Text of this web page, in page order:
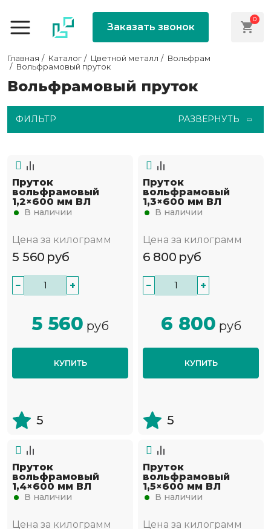
Заказать звонок
0
Главная Каталог Цветной металл
Вольфрам
Вольфрамовый пруток
Вольфрамовый пруток
ФИЛЬТР РАЗВЕРНУТЬ
Пруток
вольфрамовый
1,2×600 мм ВЛ
В наличии
Цена за килограмм
5 560 руб
− +
5 560 руб
КУПИТЬ
5
Пруток
вольфрамовый
1,3×600 мм ВЛ
В наличии
Цена за килограмм
6 800 руб
− +
6 800 руб
КУПИТЬ
5
Пруток
вольфрамовый
1,4×600 мм ВЛ
В наличии
Цена за килограмм
Пруток
вольфрамовый
1,5×600 мм ВЛ
В наличии
Цена за килограмм